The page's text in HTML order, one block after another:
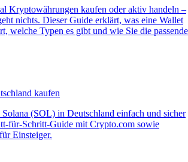
Kryptowährungen kaufen oder aktiv handeln –
nichts. Dieser Guide erklärt, was eine Wallet
welche Typen es gibt und wie Sie die passende
kaufen
(SOL) in Deutschland einfach und sicher
für-Schritt-Guide mit Crypto.com sowie
Einsteiger.